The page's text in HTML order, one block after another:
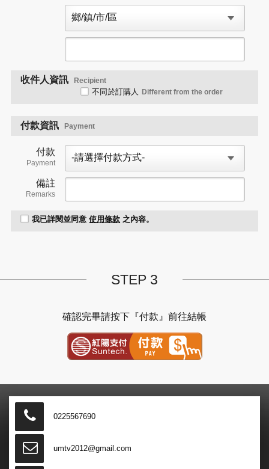
收件人資訊 Recipient
不同於訂購人 Different from the order
付款資訊 Payment
付款
Payment
備註
Remarks
我已詳閱並同意 使用條款 之內容。
STEP 3
確認完畢請按下『付款』前往結帳
紅陽金流付款
0225567690
umtv2012@gmail.com